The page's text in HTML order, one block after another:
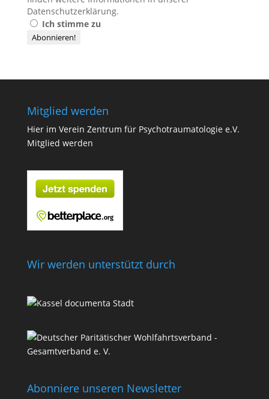
Datenschutzerklärung.
Ich stimme zu
Mitglied werden
Hier im Verein Zentrum für Psychotraumatologie e.V.
Mitglied werden
Wir werden unterstützt durch
Abonniere unseren Newsletter